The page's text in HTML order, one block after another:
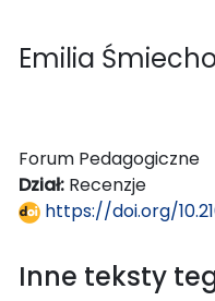
Emilia
Forum Pedagogiczne
Dział: Recenzje
https://doi.org/
Inne teksty